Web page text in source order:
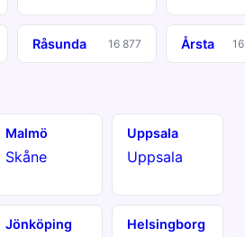
Råsunda 16 877 Årsta
Malmö
Skåne
Uppsala
Uppsala
Jönköping Helsingborg